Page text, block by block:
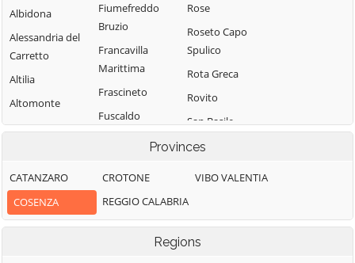
Albidona
Alessandria del
Carretto
Altilia
Altomonte
Amantea
Aprigliano
Belmonte
Calabro
Fiumefreddo
Bruzio
Francavilla
Marittima
Frascineto
Fuscaldo
Piemontese
Lago
Rose
Roseto Capo
Spulico
Rota Greca
Rovito
San Basile
San Benedetto
Albanese
San Demetrio
Corone
Provinces
CATANZARO
COSENZA
CROTONE
REGGIO CALABRIA
VIBO VALENTIA
Regions